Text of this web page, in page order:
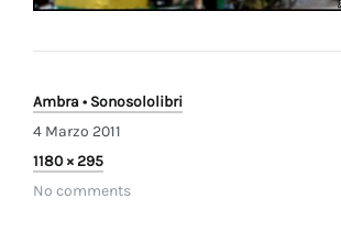
Ambra • Sonosololibri
4 Marzo 2011
Full
size
1180 × 295
No comments